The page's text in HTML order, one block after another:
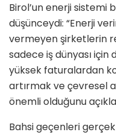
Birol’un enerji sistemi
düşünceydi: “Enerji
vermeyen şirketlerin
sadece iş dünyası
yüksek faturalardan
artırmak ve çevresel
önemli olduğunu
Bahsi geçenleri